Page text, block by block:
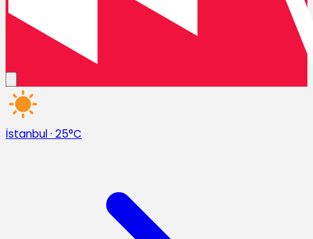
İstanbul· 25°C